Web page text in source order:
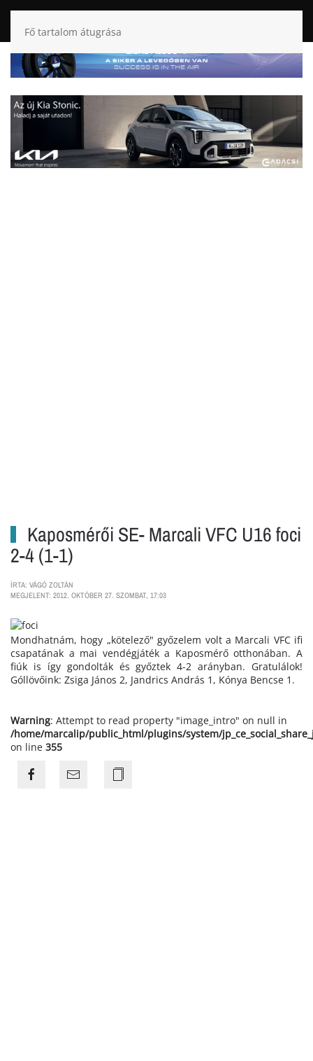
Fő tartalom átugrása
Kaposmérői SE- Marcali VFC U16 foci
2-4 (1-1)
ÍRTA: VÁGÓ ZOLTÁN
MEGJELENT: 2012. OKTÓBER 27. SZOMBAT, 17:03
Mondhatnám, hogy „kötelező" győzelem volt a Marcali VFC ifi
csapatának a mai vendégjáték a Kaposmérő otthonában. A
fiúk is így gondolták és győztek 4-2 arányban. Gratulálok!
Góllövőink: Zsiga János 2, Jandrics András 1, Kónya Bencse 1.
Warning: Attempt to read property "image_intro" on null in
/home/marcalip/public_html/plugins/system/
on line 355